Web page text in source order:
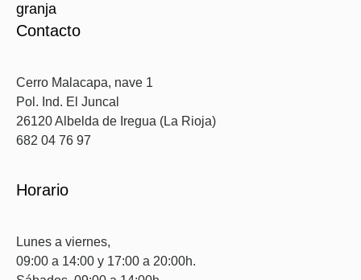
granja
Contacto
Cerro Malacapa, nave 1
Pol. Ind. El Juncal
26120 Albelda de Iregua (La Rioja)
682 04 76 97
Horario
Lunes a viernes,
09:00 a 14:00 y 17:00 a 20:00h.